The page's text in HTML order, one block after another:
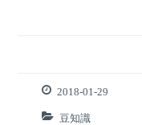
2018-01-29
豆知識